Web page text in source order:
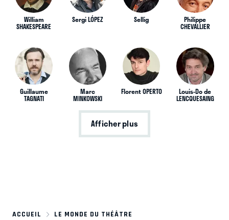
William
SHAKESPEARE
Sergi LÓPEZ Sellig Philippe
CHEVALLIER
Guillaume
TAGNATI
Marc
MINKOWSKI
Florent OPERTO Louis-Do de
LENCQUESAING
Afficher plus
ACCUEIL
LE MONDE DU THÉÂTRE